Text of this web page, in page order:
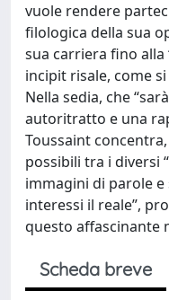
vuole rendere
filologica della sua
sua carriera fino alla
incipit risale, come si
Nella sedia, che
autoritratto e una
Toussaint
possibili tra i diversi
immagini di parole
interessi il reale”,
questo affascinante
Scheda breve